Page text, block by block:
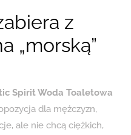
z
„morską”
Spirit Woda Toaletowa
dla mężczyzn,
ale nie chcą ciężkich,